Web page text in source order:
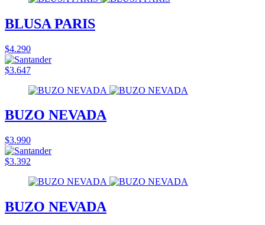
BLUSA PARIS
$4.290
$3.647
BUZO NEVADA
$3.990
$3.392
BUZO NEVADA